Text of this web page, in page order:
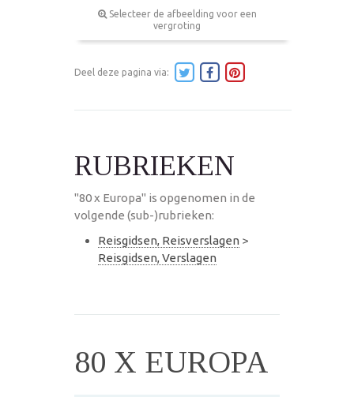
Selecteer de afbeelding voor een
vergroting
Deel deze pagina via:
RUBRIEKEN
"80 x Europa" is opgenomen in de
volgende (sub-)rubrieken:
Reisgidsen, Reisverslagen >
Reisgidsen, Verslagen
80 X EUROPA